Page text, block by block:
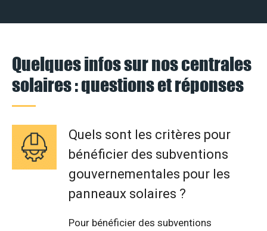
Quelques infos sur nos centrales
solaires : questions et réponses
Quels sont les critères pour
bénéficier des subventions
gouvernementales pour les
panneaux solaires ?
Pour bénéficier des subventions